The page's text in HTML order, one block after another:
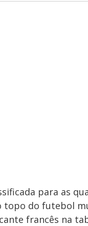
para as
topo do futebol
francês na